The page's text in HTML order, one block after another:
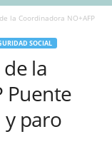
la Coordinadora NO+AFP
SOCIAL
la
Puente
paro